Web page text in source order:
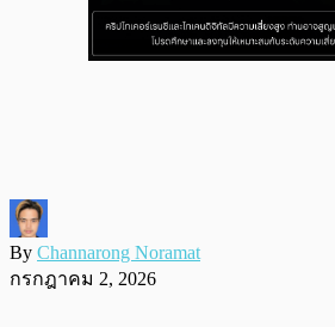
By Channarong Noramat
กรกฎาคม 2, 2026